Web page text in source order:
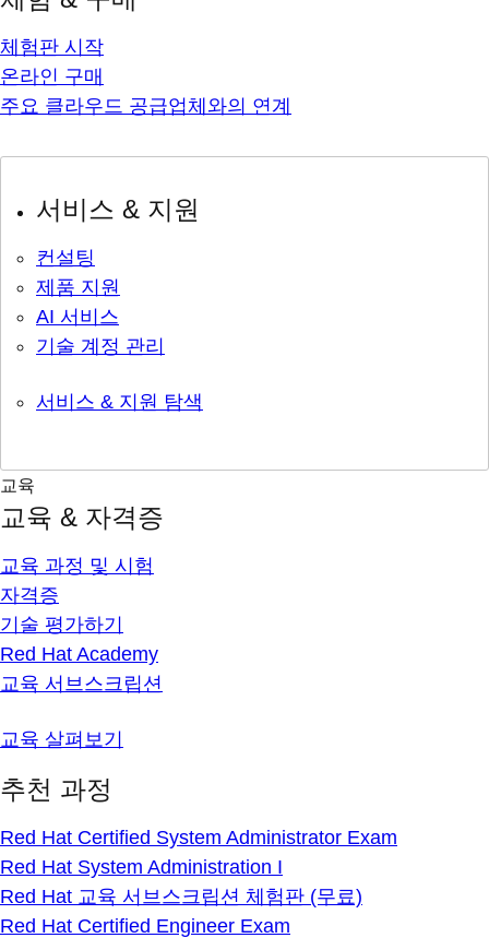
체험판 시작
온라인 구매
주요 클라우드 공급업체와의 연계
서비스 & 지원
컨설팅
제품 지원
AI 서비스
기술 계정 관리
서비스 & 지원 탐색
교육
교육 & 자격증
교육 과정 및 시험
자격증
기술 평가하기
Red Hat Academy
교육 서브스크립션
교육 살펴보기
추천 과정
Red Hat Certified System Administrator Exam
Red Hat System Administration I
Red Hat 교육 서브스크립션 체험판 (무료)
Red Hat Certified Engineer Exam